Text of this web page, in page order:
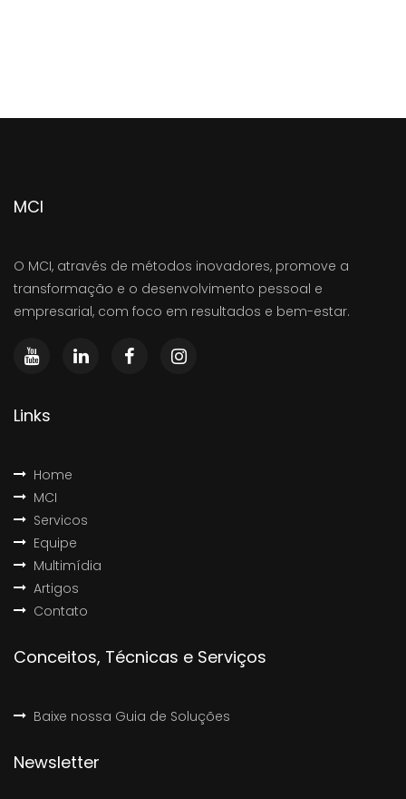
MCI
O MCI, através de métodos inovadores, promove a
transformação e o desenvolvimento pessoal e
empresarial, com foco em resultados e bem-estar.
Links
Home
MCI
Servicos
Equipe
Multimídia
Artigos
Contato
Conceitos, Técnicas e Serviços
Baixe nossa Guia de Soluções
Newsletter